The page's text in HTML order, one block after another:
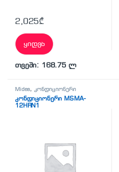
2,025₾
ყიდვა
თვეში: 168.75 ლ
Midea,კონდიციონერი
კონდიციონერი MSMA-
12HRN1